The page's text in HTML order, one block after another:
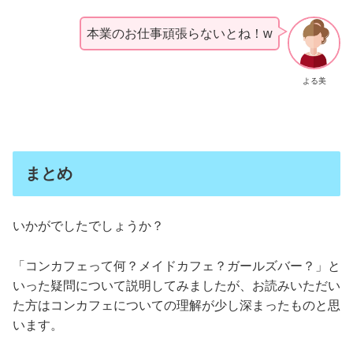
よる美
本業のお仕事頑張らないとね！w
まとめ
いかがでしたでしょうか？
「コンカフェって何？メイドカフェ？ガールズバー？」と
いった疑問について説明してみましたが、お読みいただい
た方はコンカフェについての理解が少し深まったものと思
います。